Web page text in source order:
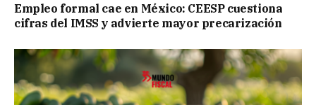
Empleo formal cae en México: CEESP cuestiona
cifras del IMSS y advierte mayor precarización